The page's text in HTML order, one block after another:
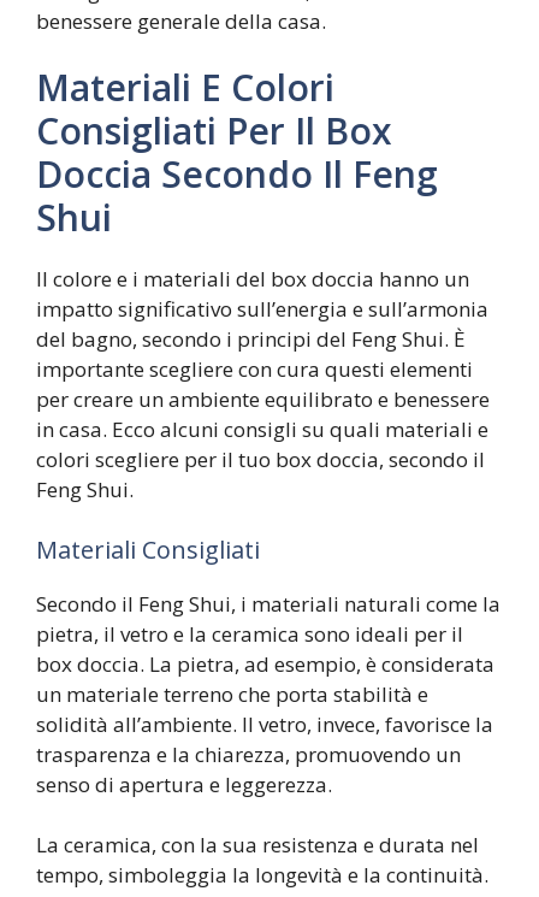
benessere generale della casa.
Materiali E Colori
Consigliati Per Il Box
Doccia Secondo Il Feng
Shui
Il colore e i materiali del box doccia hanno un
impatto significativo sull’energia e sull’armonia
del bagno, secondo i principi del Feng Shui. È
importante scegliere con cura questi elementi
per creare un ambiente equilibrato e benessere
in casa. Ecco alcuni consigli su quali materiali e
colori scegliere per il tuo box doccia, secondo il
Feng Shui.
Materiali Consigliati
Secondo il Feng Shui, i materiali naturali come la
pietra, il vetro e la ceramica sono ideali per il
box doccia. La pietra, ad esempio, è considerata
un materiale terreno che porta stabilità e
solidità all’ambiente. Il vetro, invece, favorisce la
trasparenza e la chiarezza, promuovendo un
senso di apertura e leggerezza.
La ceramica, con la sua resistenza e durata nel
tempo, simboleggia la longevità e la continuità.